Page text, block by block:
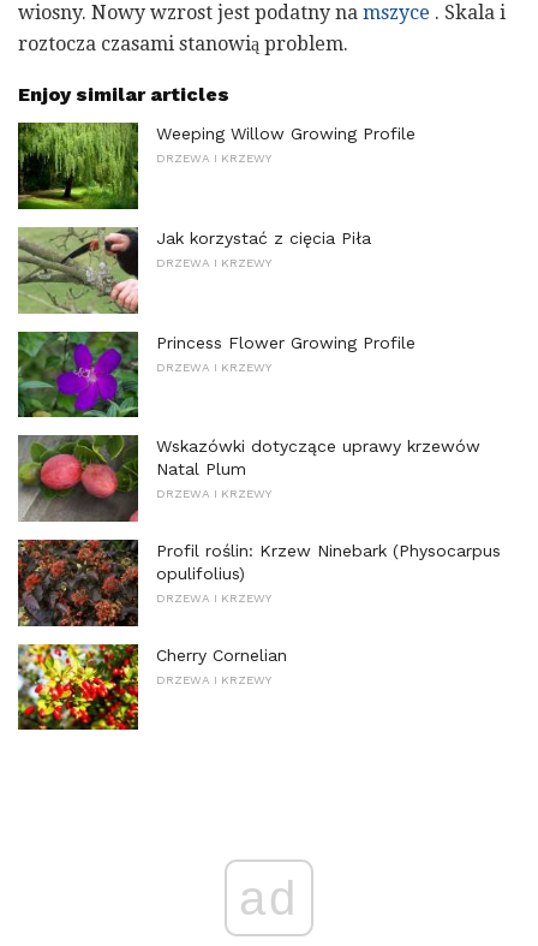
wiosny. Nowy wzrost jest podatny na mszyce . Skala i
roztocza czasami stanowią problem.
Enjoy similar articles
Weeping Willow Growing Profile
DRZEWA I KRZEWY
Jak korzystać z cięcia Piła
DRZEWA I KRZEWY
Princess Flower Growing Profile
DRZEWA I KRZEWY
Wskazówki dotyczące uprawy krzewów
Natal Plum
DRZEWA I KRZEWY
Profil roślin: Krzew Ninebark (Physocarpus
opulifolius)
DRZEWA I KRZEWY
Cherry Cornelian
DRZEWA I KRZEWY
ad